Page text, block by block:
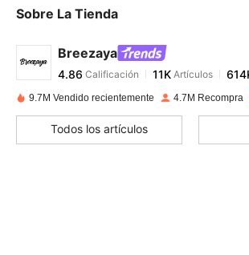
Sobre La Tienda
Breezaya
4.86
4.86 Calificación 11K
m***8seguidoHace 1 horas
4.86
9.7M Vendido recientemente 4.7M Recompra
Todos los artículos